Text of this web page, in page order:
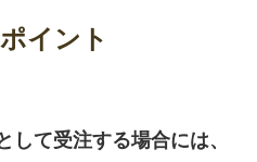
イント
て受注する場合には、